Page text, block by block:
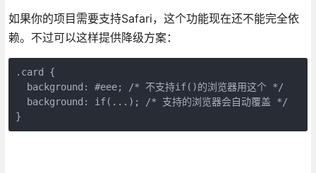
如果你的项目需要支持Safari，这个功能现在还不能完全依
赖。不过可以这样提供降级方案：
.card {
  background: #eee; /* 不支持if()的浏览器用这个 */
  background: if(...); /* 支持的浏览器会自动覆盖 */
}